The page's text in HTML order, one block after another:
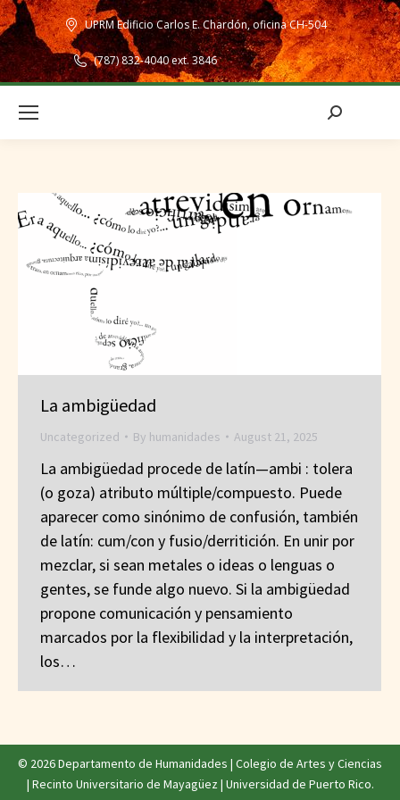
UPRM Edificio Carlos E. Chardón, oficina CH-504
(787) 832-4040 ext. 3846
Search:
La ambigüedad
Uncategorized By humanidades August 21, 2025
La ambigüedad procede de latín—ambi : tolera
(o goza) atributo múltiple/compuesto. Puede
aparecer como sinónimo de confusión, también
de latín: cum/con y fusio/derritición. En unir por
mezclar, si sean metales o ideas o lenguas o
gentes, se funde algo nuevo. Si la ambigüedad
propone comunicación y pensamiento
marcados por la flexibilidad y la interpretación,
los…
© 2026 Departamento de Humanidades | Colegio de Artes y Ciencias
| Recinto Universitario de Mayagüez | Universidad de Puerto Rico.